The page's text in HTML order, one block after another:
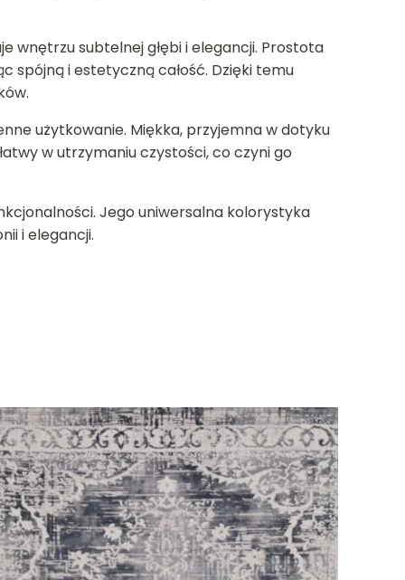
wnętrzu subtelnej głębi i elegancji. Prostota
spójną i estetyczną całość. Dzięki temu
użytkowanie. Miękka, przyjemna w dotyku
w utrzymaniu czystości, co czyni go
Jego uniwersalna kolorystyka
i elegancji.